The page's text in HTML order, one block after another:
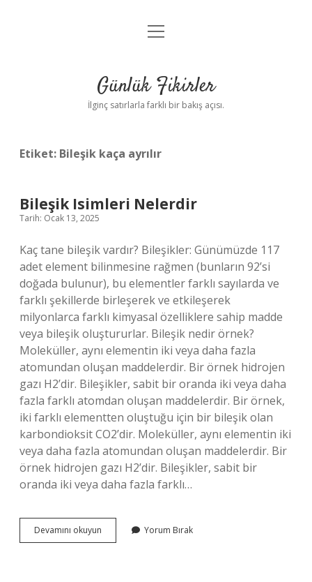
Anasayfa
Yasal Uyarı
menüyü
Günlük Fikirler
İlginç satırlarla farklı bir bakış açısı.
Etiket: Bileşik kaça ayrılır
Bileşik Isimleri Nelerdir
Tarih: Ocak 13, 2025
Kaç tane bileşik vardır? Bileşikler: Günümüzde 117
adet element bilinmesine rağmen (bunların 92’si
doğada bulunur), bu elementler farklı sayılarda ve
farklı şekillerde birleşerek ve etkileşerek
milyonlarca farklı kimyasal özelliklere sahip madde
veya bileşik oluştururlar. Bileşik nedir örnek?
Moleküller, aynı elementin iki veya daha fazla
atomundan oluşan maddelerdir. Bir örnek hidrojen
gazı H2’dir. Bileşikler, sabit bir oranda iki veya daha
fazla farklı atomdan oluşan maddelerdir. Bir örnek,
iki farklı elementten oluştuğu için bir bileşik olan
karbondioksit CO2’dir. Moleküller, aynı elementin iki
veya daha fazla atomundan oluşan maddelerdir. Bir
örnek hidrojen gazı H2’dir. Bileşikler, sabit bir
oranda iki veya daha fazla farklı…
Devamını okuyun
Isimleri
Yorum Bırak